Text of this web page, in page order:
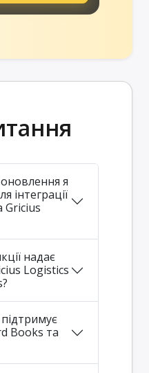
я
інтеграції
Gricius
надає
Logistics
Books та